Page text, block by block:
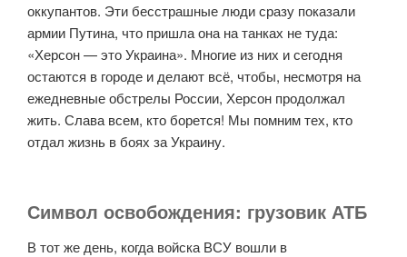
оккупантов. Эти бесстрашные люди сразу показали
армии Путина, что пришла она на танках не туда:
«Херсон — это Украина». Многие из них и сегодня
остаются в городе и делают всё, чтобы, несмотря на
ежедневные обстрелы России, Херсон продолжал
жить. Слава всем, кто борется! Мы помним тех, кто
отдал жизнь в боях за Украину.
Символ освобождения: грузовик АТБ
В тот же день, когда войска ВСУ вошли в